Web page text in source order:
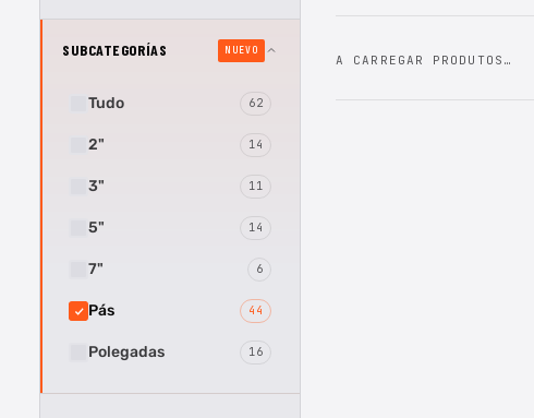
SUBCATEGORÍAS NUEVO
Tudo 62
2" 14
3" 11
5" 14
7" 6
Pás 44
Polegadas 16
A CARREGAR PRODUTOS…